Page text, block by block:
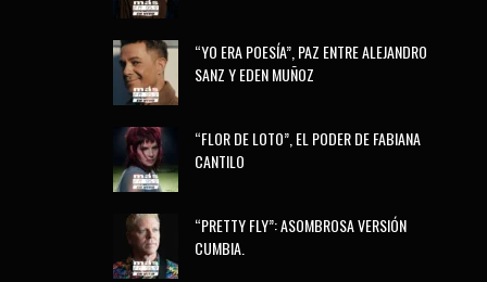
“YO ERA POESÍA”, PAZ ENTRE ALEJANDRO
SANZ Y EDEN MUÑOZ
“FLOR DE LOTO”, EL PODER DE FABIANA
CANTILO
“PRETTY FLY”: ASOMBROSA VERSIÓN
CUMBIA.